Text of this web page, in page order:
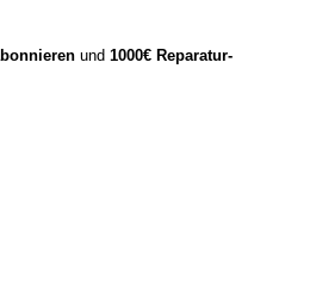
und 1000€ Reparatur-